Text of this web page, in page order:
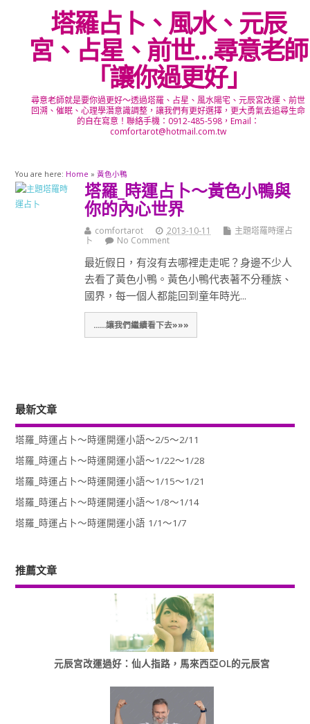
塔羅占卜、風水、元辰
宮、占星、前世…尋意老師
「讓你過更好」
尋意老師就是要你過更好～透過塔羅、占星、風水陽宅、元辰宮改運、前世
回溯、催眠、心理學潛意識調整，讓我們有更好選擇，更大勇氣去追尋生命
的自在寫意！聯絡手機：0912-485-598，Email：
comfortarot@hotmail.com.tw
You are here: Home » 黃色小鴨
塔羅_時運占卜～黃色小鴨與
你的內心世界
comfortarot 2013-10-11
主題塔羅時運占
卜
No Comment
最近假日，有沒有去哪裡走走呢？身邊不少人
去看了黃色小鴨。黃色小鴨代表著不分種族、
國界，每一個人都能回到童年時光...
......讓我們繼續看下去»»»
最新文章
塔羅_時運占卜～時運開運小語～2/5～2/11
塔羅_時運占卜～時運開運小語～1/22～1/28
塔羅_時運占卜～時運開運小語～1/15～1/21
塔羅_時運占卜～時運開運小語～1/8～1/14
塔羅_時運占卜～時運開運小語 1/1～1/7
推薦文章
元辰宮改運過好：仙人指路，馬來西亞OL的元辰宮